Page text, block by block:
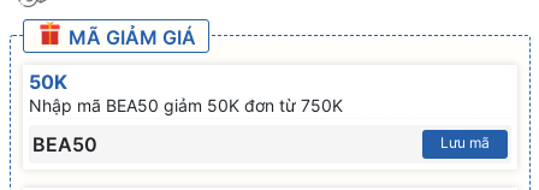
MÃ GIẢM GIÁ
50K
Nhập mã BEA50 giảm 50K đơn từ 750K
BEA50 Lưu mã